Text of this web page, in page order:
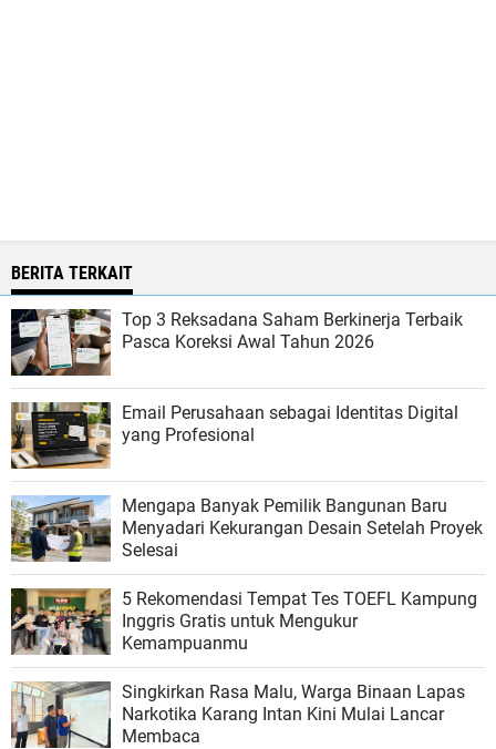
BERITA TERKAIT
Top 3 Reksadana Saham Berkinerja Terbaik
Pasca Koreksi Awal Tahun 2026
Email Perusahaan sebagai Identitas Digital
yang Profesional
Mengapa Banyak Pemilik Bangunan Baru
Menyadari Kekurangan Desain Setelah Proyek
Selesai
5 Rekomendasi Tempat Tes TOEFL Kampung
Inggris Gratis untuk Mengukur
Kemampuanmu
Singkirkan Rasa Malu, Warga Binaan Lapas
Narkotika Karang Intan Kini Mulai Lancar
Membaca